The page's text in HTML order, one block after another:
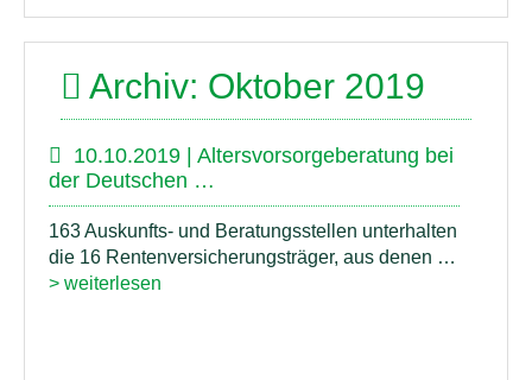
Archiv: Oktober 2019
10.10.2019 | Altersvorsorgeberatung bei
der Deutschen …
163 Auskunfts- und Beratungsstellen unterhalten
die 16 Rentenversicherungsträger, aus denen …
> weiterlesen